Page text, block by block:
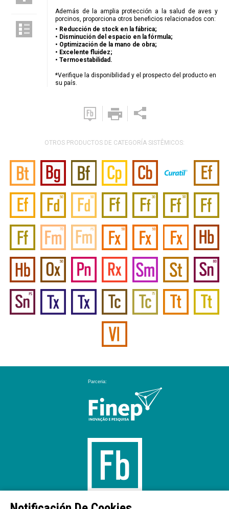
Además de la amplia protección a la salud de aves y
porcinos, proporciona otros beneficios relacionados con:
• Reducción de stock en la fábrica;
• Disminución del espacio en la fórmula;
• Optimización de la mano de obra;
• Excelente fluidez;
• Termoestabilidad.
*Verifique la disponibilidad y el prospecto del producto en
su país.
OTROS PRODUCTOS DE CATEGORÍA SISTÊMICOS: